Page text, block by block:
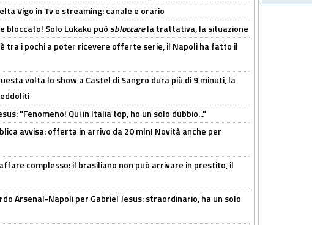
Vigo in Tv e streaming: canale e orario
bloccato! Solo Lukaku puòsbloccarela trattativa, la situazione
tra i pochi a poter ricevere offerte serie, il Napoli ha fatto il
volta lo show a Castel di Sangro dura più di 9 minuti, la
"Fenomeno! Qui in Italia top, ho un solo dubbio..."
avvisa: offerta in arrivo da 20 mln! Novità anche per
complesso: il brasiliano non può arrivare in prestito, il
Arsenal-Napoli per Gabriel Jesus: straordinario, ha un solo